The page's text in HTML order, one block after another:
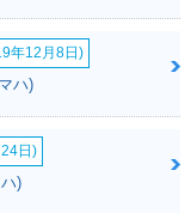
年12月8日)
ハ)
日)
)